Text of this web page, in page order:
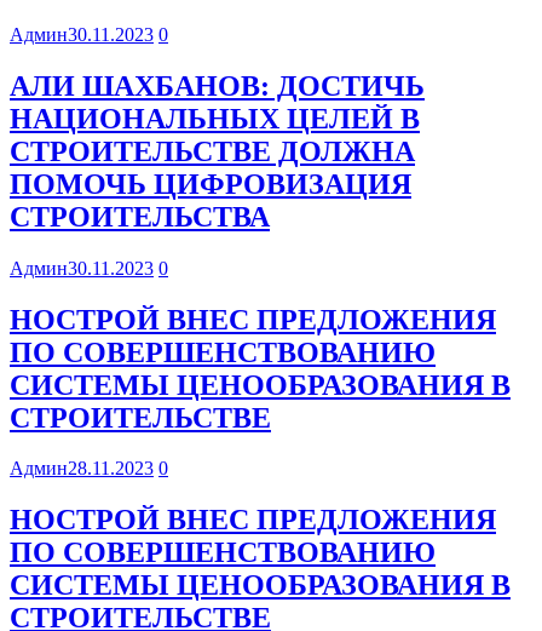
Админ30.11.2023 0
АЛИ ШАХБАНОВ: ДОСТИЧЬ
НАЦИОНАЛЬНЫХ ЦЕЛЕЙ В
СТРОИТЕЛЬСТВЕ ДОЛЖНА
ПОМОЧЬ ЦИФРОВИЗАЦИЯ
СТРОИТЕЛЬСТВА
Админ30.11.2023 0
НОСТРОЙ ВНЕС ПРЕДЛОЖЕНИЯ
ПО СОВЕРШЕНСТВОВАНИЮ
СИСТЕМЫ ЦЕНООБРАЗОВАНИЯ В
СТРОИТЕЛЬСТВЕ
Админ28.11.2023 0
НОСТРОЙ ВНЕС ПРЕДЛОЖЕНИЯ
ПО СОВЕРШЕНСТВОВАНИЮ
СИСТЕМЫ ЦЕНООБРАЗОВАНИЯ В
СТРОИТЕЛЬСТВЕ